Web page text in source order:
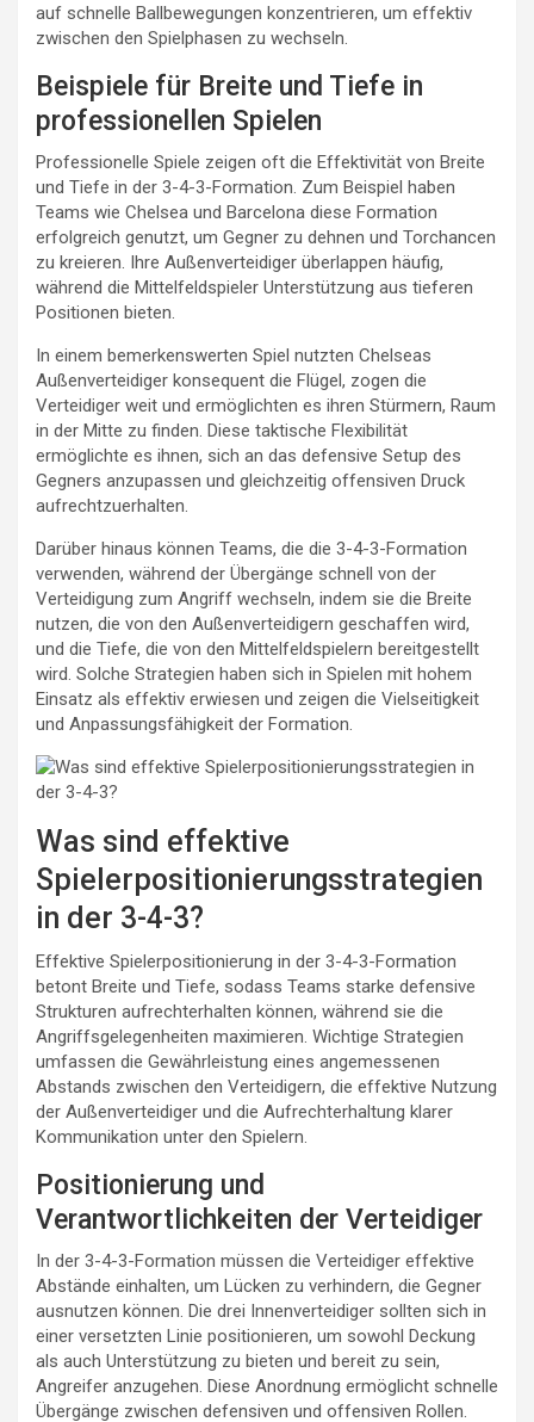
auf schnelle Ballbewegungen konzentrieren, um effektiv
zwischen den Spielphasen zu wechseln.
Beispiele für Breite und Tiefe in
professionellen Spielen
Professionelle Spiele zeigen oft die Effektivität von Breite
und Tiefe in der 3-4-3-Formation. Zum Beispiel haben
Teams wie Chelsea und Barcelona diese Formation
erfolgreich genutzt, um Gegner zu dehnen und Torchancen
zu kreieren. Ihre Außenverteidiger überlappen häufig,
während die Mittelfeldspieler Unterstützung aus tieferen
Positionen bieten.
In einem bemerkenswerten Spiel nutzten Chelseas
Außenverteidiger konsequent die Flügel, zogen die
Verteidiger weit und ermöglichten es ihren Stürmern, Raum
in der Mitte zu finden. Diese taktische Flexibilität
ermöglichte es ihnen, sich an das defensive Setup des
Gegners anzupassen und gleichzeitig offensiven Druck
aufrechtzuerhalten.
Darüber hinaus können Teams, die die 3-4-3-Formation
verwenden, während der Übergänge schnell von der
Verteidigung zum Angriff wechseln, indem sie die Breite
nutzen, die von den Außenverteidigern geschaffen wird,
und die Tiefe, die von den Mittelfeldspielern bereitgestellt
wird. Solche Strategien haben sich in Spielen mit hohem
Einsatz als effektiv erwiesen und zeigen die Vielseitigkeit
und Anpassungsfähigkeit der Formation.
Was sind effektive
Spielerpositionierungsstrategien
in der 3-4-3?
Effektive Spielerpositionierung in der 3-4-3-Formation
betont Breite und Tiefe, sodass Teams starke defensive
Strukturen aufrechterhalten können, während sie die
Angriffsgelegenheiten maximieren. Wichtige Strategien
umfassen die Gewährleistung eines angemessenen
Abstands zwischen den Verteidigern, die effektive Nutzung
der Außenverteidiger und die Aufrechterhaltung klarer
Kommunikation unter den Spielern.
Positionierung und
Verantwortlichkeiten der Verteidiger
In der 3-4-3-Formation müssen die Verteidiger effektive
Abstände einhalten, um Lücken zu verhindern, die Gegner
ausnutzen können. Die drei Innenverteidiger sollten sich in
einer versetzten Linie positionieren, um sowohl Deckung
als auch Unterstützung zu bieten und bereit zu sein,
Angreifer anzugehen. Diese Anordnung ermöglicht schnelle
Übergänge zwischen defensiven und offensiven Rollen.